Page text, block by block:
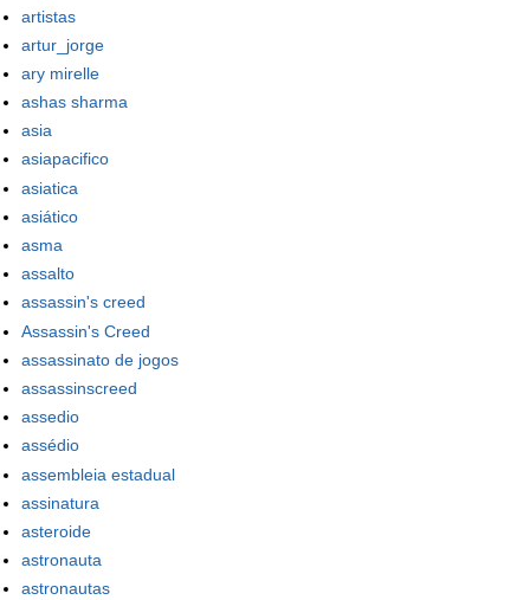
artistas
artur_jorge
ary mirelle
ashas sharma
asia
asiapacifico
asiatica
asiático
asma
assalto
assassin's creed
Assassin's Creed
assassinato de jogos
assassinscreed
assedio
assédio
assembleia estadual
assinatura
asteroide
astronauta
astronautas